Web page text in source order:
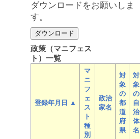
ダウンロードをお願いしま
す。
政策（マニフェス
ト）一覧
登録年月日 ▲
マ
ニ
フ
ェ
ス
ト
種
別
政治
家名
対
象
の
都
道
府
県
対
象
の
自
治
体
名